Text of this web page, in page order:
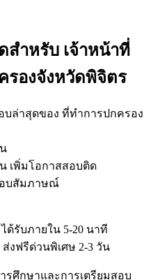
สำหรับ เจ้าหน้าที่
รองจังหวัดพิจิตร
ล่าสุดของ ที่ทำการปกครอง
เพิ่มโอกาสสอบติด
อบสัมภาษณ์
ด้รับภายใน 5-20 นาที
งฟรีด่วนพิเศษ 2-3 วัน
ศึกษาและการเตรียมสอบ